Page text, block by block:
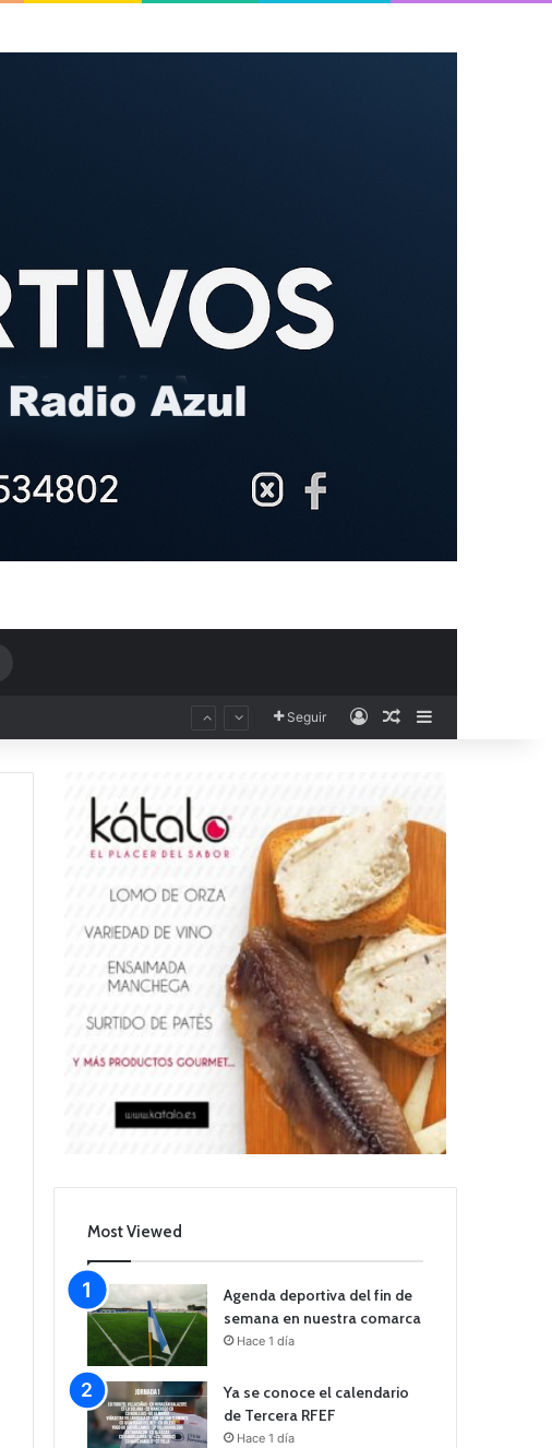
Seguir AccesoPublicación al
Most Viewed
Agenda deportiva del fin de
semana en nuestra comarca
Hace 1 día
Ya se conoce el calendario
de Tercera RFEF
Hace 1 día